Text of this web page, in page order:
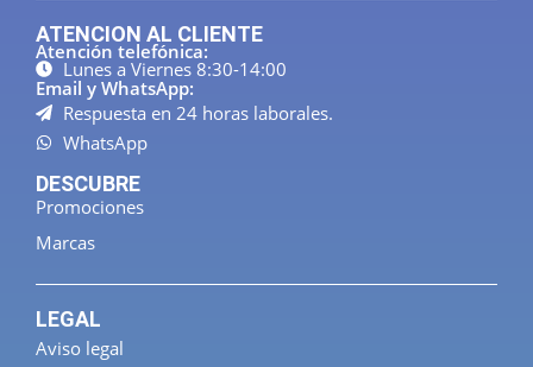
ATENCION AL CLIENTE
Atención telefónica:
Lunes a Viernes 8:30-14:00
Email y WhatsApp:
Respuesta en 24 horas laborales.
WhatsApp
DESCUBRE
Promociones
Marcas
LEGAL
Aviso legal